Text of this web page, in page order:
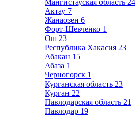
Мангистауская область 24
Актау 7
Жанаозен 6
Форт-Шевченко 1
Ош 23
Республика Хакасия 23
Абакан 15
Абаза 1
Черногорск 1
Курганская область 23
Курган 22
Павлодарская область 21
Павлодар 19